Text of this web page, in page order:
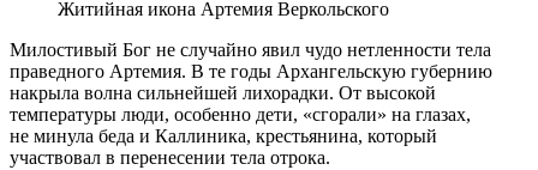
Житийная икона Артемия Веркольского
Милостивый Бог не случайно явил чудо нетленности тела
праведного Артемия. В те годы Архангельскую губернию
накрыла волна сильнейшей лихорадки. От высокой
температуры люди, особенно дети, «сгорали» на глазах,
не минула беда и Каллиника, крестьянина, который
участвовал в перенесении тела отрока.